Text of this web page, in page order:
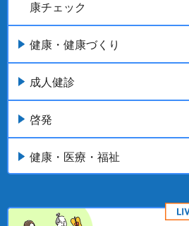
康チェック
健康・健康づくり
成人健診
啓発
健康・医療・福祉